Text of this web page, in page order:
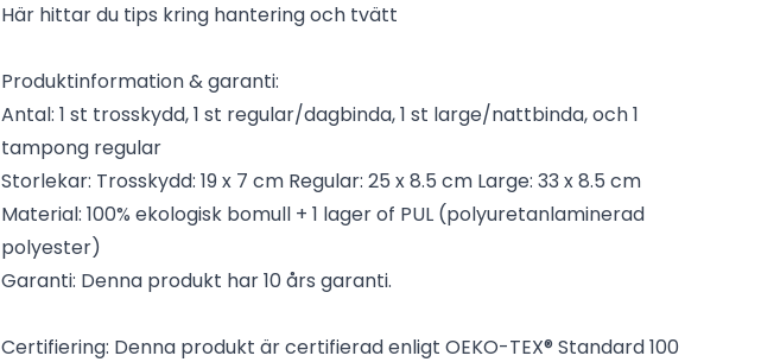
Här hittar du tips kring hantering och tvätt
Produktinformation & garanti:
Antal: 1 st trosskydd, 1 st regular/dagbinda, 1 st large/nattbinda, och 1
tampong regular
Storlekar: Trosskydd: 19 x 7 cm Regular: 25 x 8.5 cm Large: 33 x 8.5 cm
Material: 100% ekologisk bomull + 1 lager of PUL (polyuretanlaminerad
polyester)
Garanti: Denna produkt har 10 års garanti.
Certifiering: Denna produkt är certifierad enligt OEKO-TEX® Standard 100